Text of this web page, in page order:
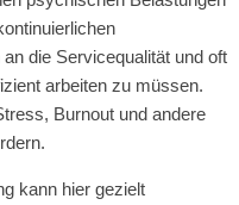
die Servicequalität und oft
arbeiten zu müssen.
Burnout und andere
kann hier gezielt